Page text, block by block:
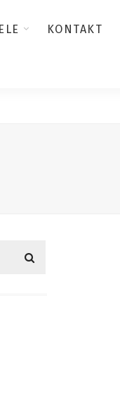
KONTAKT